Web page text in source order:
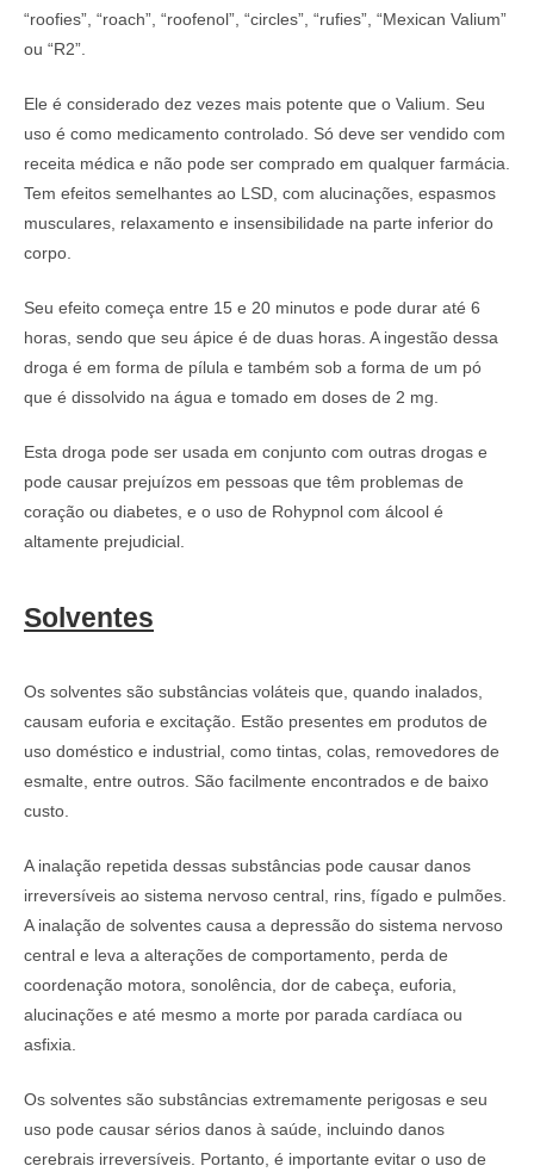
“roofies”, “roach”, “roofenol”, “circles”, “rufies”, “Mexican Valium”
ou “R2”.
Ele é considerado dez vezes mais potente que o Valium. Seu
uso é como medicamento controlado. Só deve ser vendido com
receita médica e não pode ser comprado em qualquer farmácia.
Tem efeitos semelhantes ao LSD, com alucinações, espasmos
musculares, relaxamento e insensibilidade na parte inferior do
corpo.
Seu efeito começa entre 15 e 20 minutos e pode durar até 6
horas, sendo que seu ápice é de duas horas. A ingestão dessa
droga é em forma de pílula e também sob a forma de um pó
que é dissolvido na água e tomado em doses de 2 mg.
Esta droga pode ser usada em conjunto com outras drogas e
pode causar prejuízos em pessoas que têm problemas de
coração ou diabetes, e o uso de Rohypnol com álcool é
altamente prejudicial.
Solventes
Os solventes são substâncias voláteis que, quando inalados,
causam euforia e excitação. Estão presentes em produtos de
uso doméstico e industrial, como tintas, colas, removedores de
esmalte, entre outros. São facilmente encontrados e de baixo
custo.
A inalação repetida dessas substâncias pode causar danos
irreversíveis ao sistema nervoso central, rins, fígado e pulmões.
A inalação de solventes causa a depressão do sistema nervoso
central e leva a alterações de comportamento, perda de
coordenação motora, sonolência, dor de cabeça, euforia,
alucinações e até mesmo a morte por parada cardíaca ou
asfixia.
Os solventes são substâncias extremamente perigosas e seu
uso pode causar sérios danos à saúde, incluindo danos
cerebrais irreversíveis. Portanto, é importante evitar o uso de